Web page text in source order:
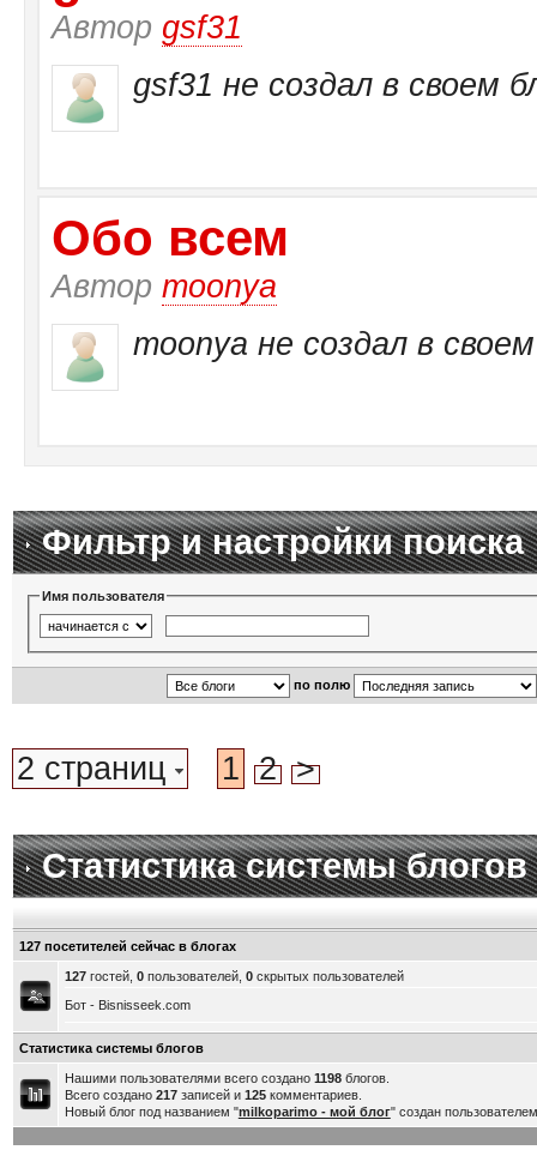
Автор gsf31
gsf31 не создал в своем
Обо всем
Автор moonya
moonya не создал в
Фильтр и настройки поиска
Имя пользователя
по полю
2 страниц 1 2 >
Статистика системы блогов
127 посетителей сейчас в блогах
127гостей, 0пользователей, 0скрытых пользователей
Бот - Bisnisseek.com
Статистика системы блогов
Нашими пользователями всего создано 1198блогов.
Всего создано 217записей и 125комментариев.
Новый блог под названием "milkoparimo - мой блог" создан